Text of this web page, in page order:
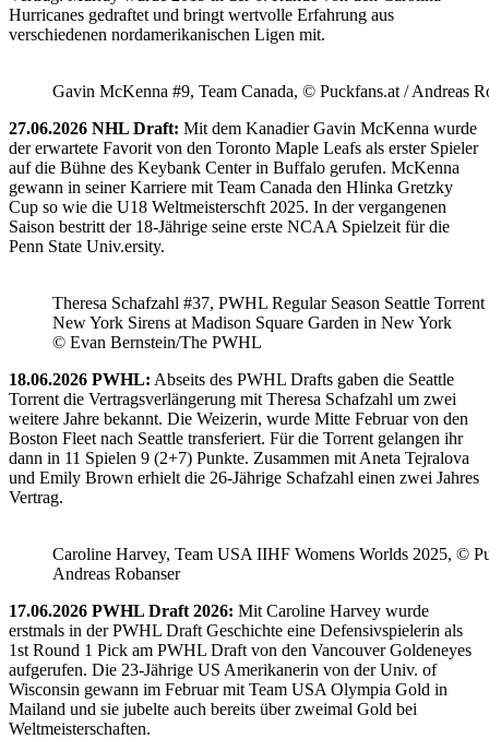
Hurricanes gedraftet und bringt wertvolle Erfahrung aus
verschiedenen nordamerikanischen Ligen mit.
Gavin McKenna #9, Team Canada, © Puckfans.at / Andreas
27.06.2026 NHL Draft: Mit dem Kanadier Gavin McKenna wurde
der erwartete Favorit von den Toronto Maple Leafs als erster Spieler
auf die Bühne des Keybank Center in Buffalo gerufen. McKenna
gewann in seiner Karriere mit Team Canada den Hlinka Gretzky
Cup so wie die U18 Weltmeisterschft 2025. In der vergangenen
Saison bestritt der 18-Jährige seine erste NCAA Spielzeit für die
Penn State Univ.ersity.
Theresa Schafzahl #37, PWHL Regular Season Seattle Torrent
New York Sirens at Madison Square Garden in New York
© Evan Bernstein/The PWHL
18.06.2026 PWHL: Abseits des PWHL Drafts gaben die Seattle
Torrent die Vertragsverlängerung mit Theresa Schafzahl um zwei
weitere Jahre bekannt. Die Weizerin, wurde Mitte Februar von den
Boston Fleet nach Seattle transferiert. Für die Torrent gelangen ihr
dann in 11 Spielen 9 (2+7) Punkte. Zusammen mit Aneta Tejralova
und Emily Brown erhielt die 26-Jährige Schafzahl einen zwei Jahres
Vertrag.
Caroline Harvey, Team USA IIHF Womens Worlds 2025, ©
Andreas Robanser
17.06.2026 PWHL Draft 2026: Mit Caroline Harvey wurde
erstmals in der PWHL Draft Geschichte eine Defensivspielerin als
1st Round 1 Pick am PWHL Draft von den Vancouver Goldeneyes
aufgerufen. Die 23-Jährige US Amerikanerin von der Univ. of
Wisconsin gewann im Februar mit Team USA Olympia Gold in
Mailand und sie jubelte auch bereits über zweimal Gold bei
Weltmeisterschaften.